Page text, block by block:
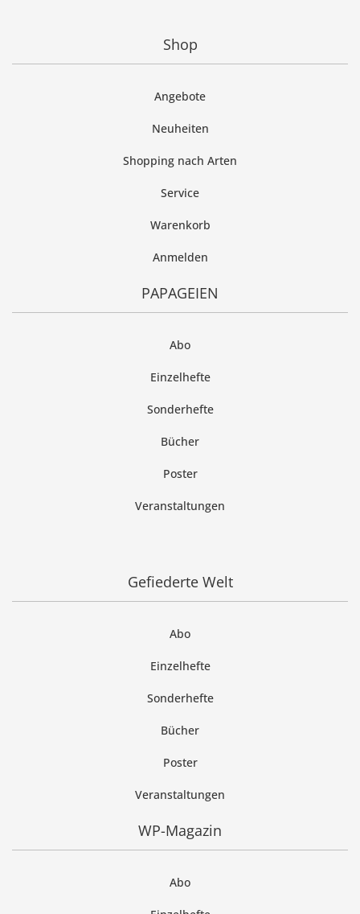
Shop
Angebote
Neuheiten
Shopping nach Arten
Service
Warenkorb
Anmelden
PAPAGEIEN
Abo
Einzelhefte
Sonderhefte
Bücher
Poster
Veranstaltungen
Gefiederte Welt
Abo
Einzelhefte
Sonderhefte
Bücher
Poster
Veranstaltungen
WP-Magazin
Abo